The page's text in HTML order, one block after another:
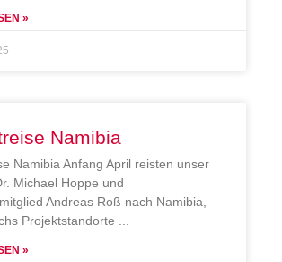
»
Namibia
Namibia Anfang April reisten unser
Michael Hoppe und
Andreas Roß nach Namibia,
Projektstandorte
»